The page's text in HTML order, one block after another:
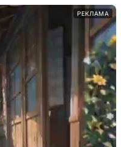
РЕКЛАМА